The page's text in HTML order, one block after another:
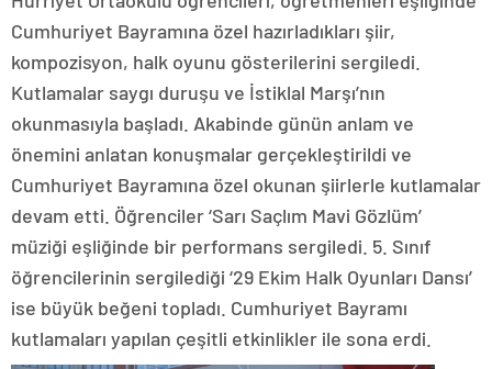
Cumhuriyet Bayramına özel hazırladıkları şiir,
kompozisyon, halk oyunu gösterilerini sergiledi.
Kutlamalar saygı duruşu ve İstiklal Marşı’nın
okunmasıyla başladı. Akabinde günün anlam ve
önemini anlatan konuşmalar gerçekleştirildi ve
Cumhuriyet Bayramına özel okunan şiirlerle kutlamalar
devam etti. Öğrenciler ‘Sarı Saçlım Mavi Gözlüm’
müziği eşliğinde bir performans sergiledi. 5. Sınıf
öğrencilerinin sergilediği ‘29 Ekim Halk Oyunları Dansı’
ise büyük beğeni topladı. Cumhuriyet Bayramı
kutlamaları yapılan çeşitli etkinlikler ile sona erdi.